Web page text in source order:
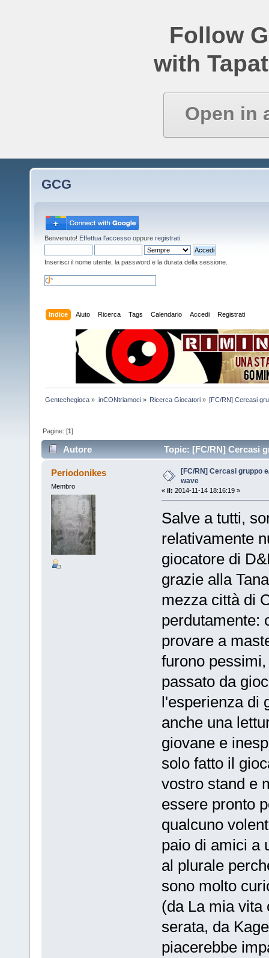
Follow
with
Open in
GCG
Benvenuto! Effettua l'accesso oppure registrati
Inserisci il nome utente, la password e la durata della sessione.
Indice Aiuto Ricerca Tags Calendario Accedi Registrati
Gentechegioca » inCONtriamoci» Ricerca Giocatori» [FC/RN] Cercasi
Pagine: [1]
Autore Topic: [FC/RN] Cercasi
Periodonikes
Membro
[FC/RN] Cercasi gruppo
wave
« il: 2014-11-14 18:16:19 »
Salve a tutti,
relativamente
giocatore di
grazie alla
mezza città di
perdutamente:
provare a
furono
passato da
l'esperienza di
anche una
giovane e
solo fatto il
vostro stand e
essere pronto
qualcuno
paio di amici a
al plurale
sono molto
(da La mia vita
serata, da
piacerebbe